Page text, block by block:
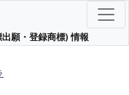
願・登録商標) 情報